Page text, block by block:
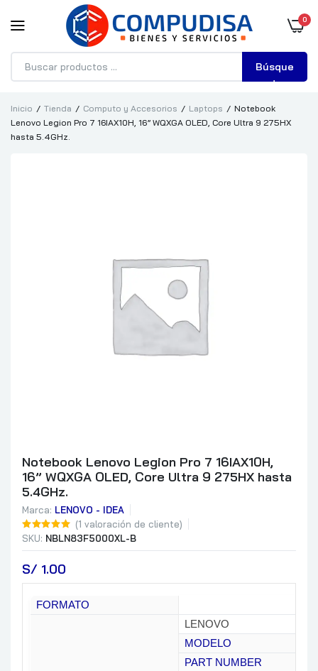
0
Búsque
da
Inicio Tienda Computo y Accesorios Laptops
Notebook
Lenovo Legion Pro 7 16IAX10H, 16” WQXGA OLED, Core Ultra 9 275HX
hasta 5.4GHz.
Notebook Lenovo Legion Pro 7 16IAX10H,
16” WQXGA OLED, Core Ultra 9 275HX hasta
5.4GHz.
Marca: LENOVO - IDEA
(1 valoración de cliente)
SKU: NBLN83F5000XL-B
S/ 1.00
FORMATO
LENOVO
MODELO
PART NUMBER